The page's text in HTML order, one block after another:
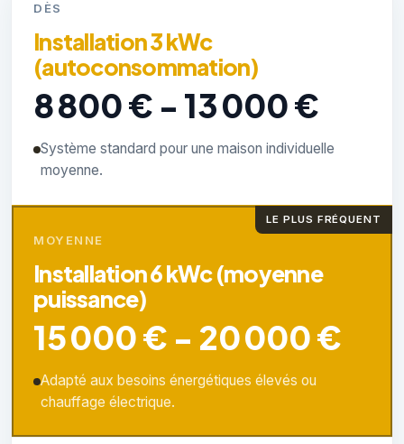
DÈS
Installation 3 kWc
(autoconsommation)
8 800 € - 13 000 €
Système standard pour une maison individuelle
moyenne.
LE PLUS FRÉQUENT
MOYENNE
Installation 6 kWc (moyenne
puissance)
15 000 € - 20 000 €
Adapté aux besoins énergétiques élevés ou
chauffage électrique.